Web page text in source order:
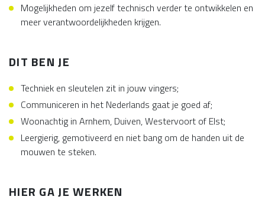
Mogelijkheden om jezelf technisch verder te ontwikkelen en
meer verantwoordelijkheden krijgen.
DIT BEN JE
Techniek en sleutelen zit in jouw vingers;
Communiceren in het Nederlands gaat je goed af;
Woonachtig in Arnhem, Duiven, Westervoort of Elst;
Leergierig, gemotiveerd en niet bang om de handen uit de
mouwen te steken.
HIER GA JE WERKEN